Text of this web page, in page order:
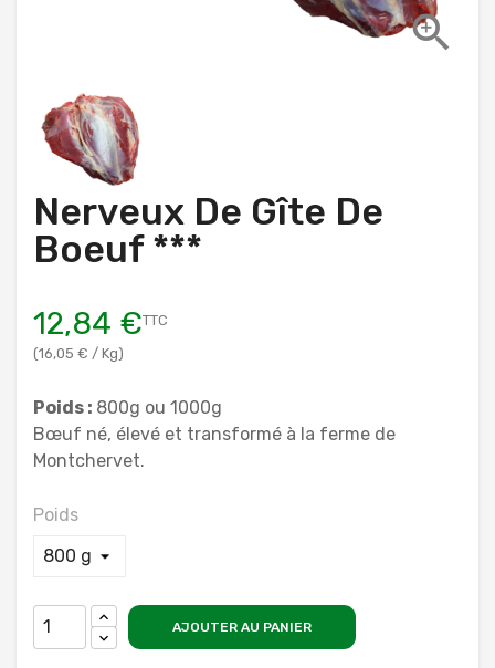

Nerveux De Gîte De
Boeuf ***
12,84 €
(16,05 € / Kg)
TTC
Poids : 800g ou 1000g
Bœuf né, élevé et transformé à la ferme de
Montchervet.
Poids
AJOUTER AU PANIER